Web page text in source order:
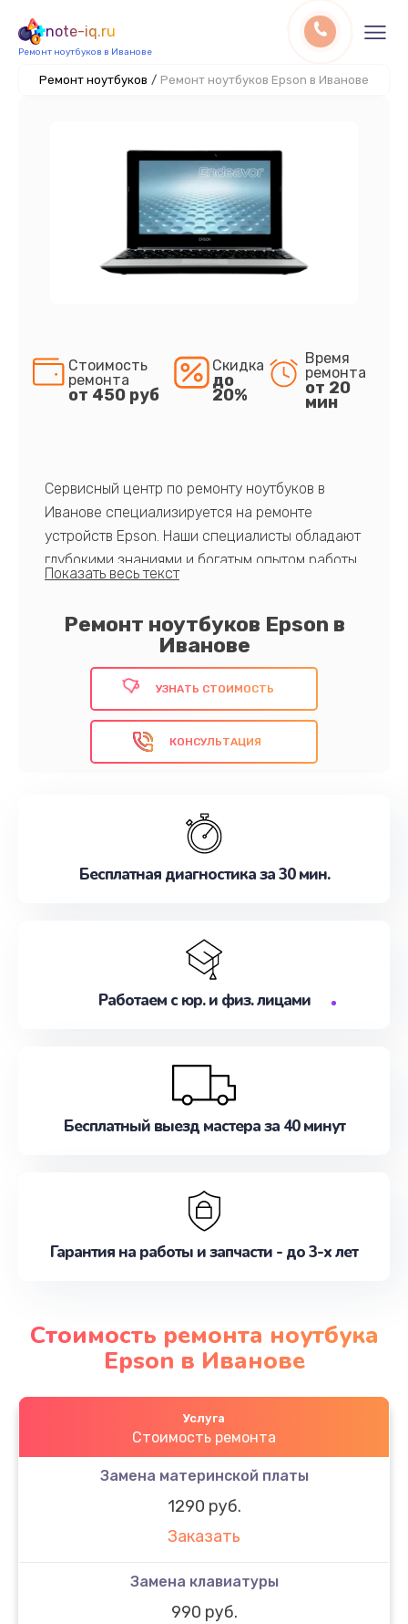
note-iq.ru
Ремонт ноутбуков в Иванове
Ремонт ноутбуков / Ремонт ноутбуков Epson в Иванове
Ремонт ноутбуков Epson в
Иванове
Стоимость
ремонта
от 450 руб
Скидка
до
20%
Время
ремонта
от 20
мин
Сервисный центр по ремонту ноутбуков в
Иванове специализируется на ремонте
устройств Epson. Наши специалисты обладают
глубокими знаниями и богатым опытом работы
с оборудованием данного производителя.
используя оригинальные запчасти, а также
гарантию на все виды работ. Удовлетворяем
потребности даже самых взыскательных
УЗНАТЬ СТОИМОСТЬ
КОНСУЛЬТАЦИЯ
Бесплатная диагностика за 30 мин.
Работаем с юр. и физ. лицами
Бесплатный выезд мастера за 40 минут
Гарантия на работы и запчасти - до 3-х лет
Стоимость ремонта ноутбука
Epson в Иванове
Услуга
Стоимость ремонта
Замена материнской платы
1290 руб.
Заказать
Замена клавиатуры
990 руб.